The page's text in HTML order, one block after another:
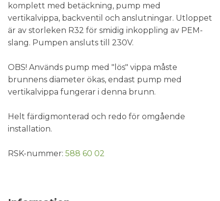
komplett med betäckning, pump med
vertikalvippa, backventil och anslutningar. Utloppet
är av storleken R32 för smidig inkoppling av PEM-
slang. Pumpen ansluts till 230V.
OBS! Används pump med "lös" vippa måste
brunnens diameter ökas, endast pump med
vertikalvippa fungerar i denna brunn.
Helt färdigmonterad och redo för omgående
installation.
RSK-nummer: 588 60 02